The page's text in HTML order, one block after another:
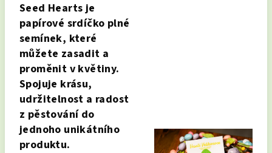
Seed Hearts je
papírové srdíčko plné
semínek, které
můžete zasadit a
proměnit v květiny.
Spojuje krásu,
udržitelnost a radost
z pěstování do
jednoho unikátního
produktu.